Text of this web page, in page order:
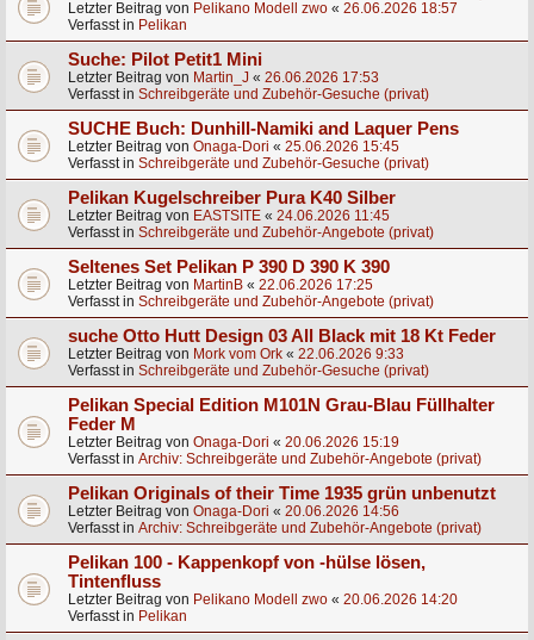
Letzter Beitrag von Pelikano Modell zwo « 26.06.2026 18:57
Verfasst in Pelikan
Suche: Pilot Petit1 Mini
Letzter Beitrag von Martin_J « 26.06.2026 17:53
Verfasst in Schreibgeräte und Zubehör-Gesuche (privat)
SUCHE Buch: Dunhill-Namiki and Laquer Pens
Letzter Beitrag von Onaga-Dori « 25.06.2026 15:45
Verfasst in Schreibgeräte und Zubehör-Gesuche (privat)
Pelikan Kugelschreiber Pura K40 Silber
Letzter Beitrag von EASTSITE « 24.06.2026 11:45
Verfasst in Schreibgeräte und Zubehör-Angebote (privat)
Seltenes Set Pelikan P 390 D 390 K 390
Letzter Beitrag von MartinB « 22.06.2026 17:25
Verfasst in Schreibgeräte und Zubehör-Angebote (privat)
suche Otto Hutt Design 03 All Black mit 18 Kt Feder
Letzter Beitrag von Mork vom Ork « 22.06.2026 9:33
Verfasst in Schreibgeräte und Zubehör-Gesuche (privat)
Pelikan Special Edition M101N Grau-Blau Füllhalter
Feder M
Letzter Beitrag von Onaga-Dori « 20.06.2026 15:19
Verfasst in Archiv: Schreibgeräte und Zubehör-Angebote (privat)
Pelikan Originals of their Time 1935 grün unbenutzt
Letzter Beitrag von Onaga-Dori « 20.06.2026 14:56
Verfasst in Archiv: Schreibgeräte und Zubehör-Angebote (privat)
Pelikan 100 - Kappenkopf von -hülse lösen,
Tintenfluss
Letzter Beitrag von Pelikano Modell zwo « 20.06.2026 14:20
Verfasst in Pelikan